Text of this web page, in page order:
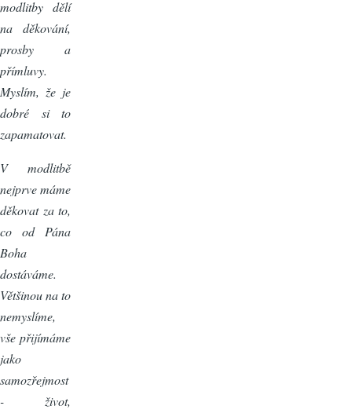
modlitby dělí
na děkování,
prosby a
přímluvy.
Myslím, že je
dobré si to
zapamatovat.
V modlitbě
nejprve máme
děkovat za to,
co od Pána
Boha
dostáváme.
Většinou na to
nemyslíme,
vše přijímáme
jako
samozřejmost
- život,